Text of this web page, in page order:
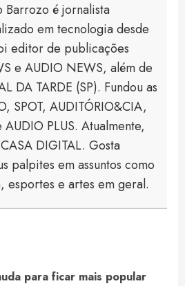
Barrozo é jornalista
em tecnologia desde
editor de publicações
e AUDIO NEWS, além de
DA TARDE (SP). Fundou as
SPOT, AUDITÓRIO&CIA,
AUDIO PLUS. Atualmente,
DIGITAL. Gosta
palpites em assuntos como
esportes e artes em geral.
para ficar mais popular